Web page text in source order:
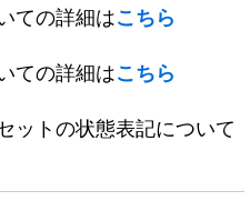
ての詳細はこちら
ての詳細はこちら
ットの状態表記について